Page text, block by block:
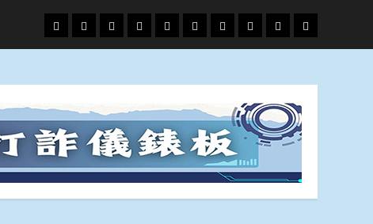
頭
條
財
經
地
方.
文
教.
專
題
娛
樂
政
治
國
際
運
動
生
活